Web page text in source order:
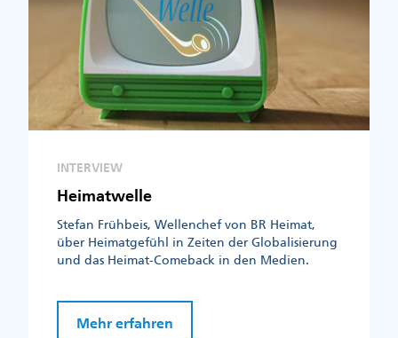
INTERVIEW
Heimatwelle
Stefan Frühbeis, Wellenchef von BR Heimat,
über Heimatgefühl in Zeiten der Globalisierung
und das Heimat-Comeback in den Medien.
Mehr erfahren